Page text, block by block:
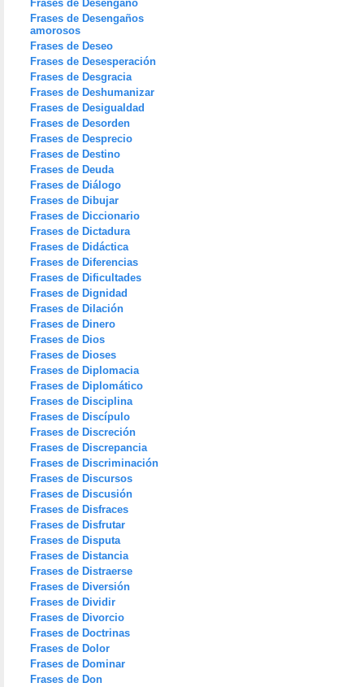
Frases de Desengaño
Frases de Desengaños
amorosos
Frases de Deseo
Frases de Desesperación
Frases de Desgracia
Frases de Deshumanizar
Frases de Desigualdad
Frases de Desorden
Frases de Desprecio
Frases de Destino
Frases de Deuda
Frases de Diálogo
Frases de Dibujar
Frases de Diccionario
Frases de Dictadura
Frases de Didáctica
Frases de Diferencias
Frases de Dificultades
Frases de Dignidad
Frases de Dilación
Frases de Dinero
Frases de Dios
Frases de Dioses
Frases de Diplomacia
Frases de Diplomático
Frases de Disciplina
Frases de Discípulo
Frases de Discreción
Frases de Discrepancia
Frases de Discriminación
Frases de Discursos
Frases de Discusión
Frases de Disfraces
Frases de Disfrutar
Frases de Disputa
Frases de Distancia
Frases de Distraerse
Frases de Diversión
Frases de Dividir
Frases de Divorcio
Frases de Doctrinas
Frases de Dolor
Frases de Dominar
Frases de Don